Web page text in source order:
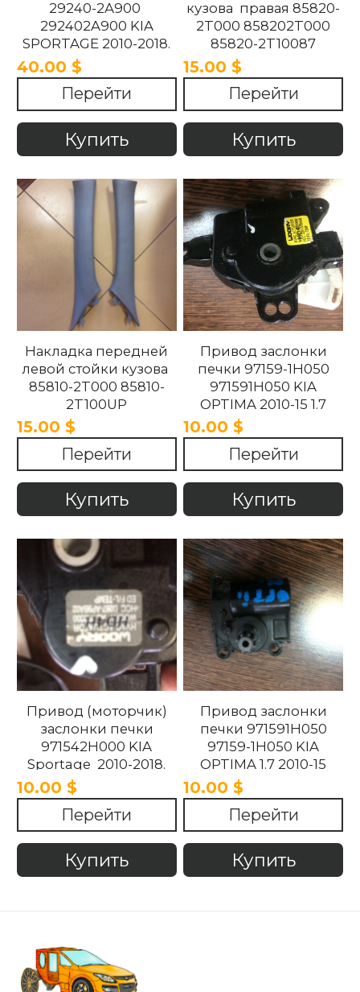
29240-2A900
292402A900 KIA
SPORTAGE 2010-2018.
40.00 $
Перейти
Купить
кузова правая 85820-
2T000 858202T000
85820-2T10087
858202T10087 85820-
2T100UP
858202T100UP Kia
Optima 2010 -2015
15.00 $
Перейти
Купить
Накладка передней
левой стойки кузова
85810-2T000 85810-
2T100UP
858102T100UP
858102T000 Kia
Optima 2010 -2015.
15.00 $
Перейти
Купить
Привод заслонки
печки 97159-1H050
971591H050 KIA
OPTIMA 2010-15 1.7
10.00 $
Перейти
Купить
Привод (моторчик)
заслонки печки
971542H000 KIA
Sportage 2010-2018.
10.00 $
Перейти
Купить
Привод заслонки
печки 971591H050
97159-1H050 KIA
OPTIMA 1.7 2010-15
10.00 $
Перейти
Купить